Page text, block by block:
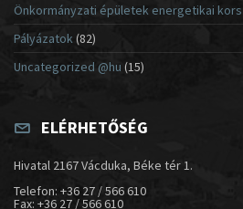
Önkormányzati épületek energetikai
Pályázatok (82)
Uncategorized @hu (15)
ELÉRHETŐSÉG
Hivatal 2167 Vácduka, Béke tér 1.
Telefon: +36 27 / 566 610
Fax: +36 27 / 566 610